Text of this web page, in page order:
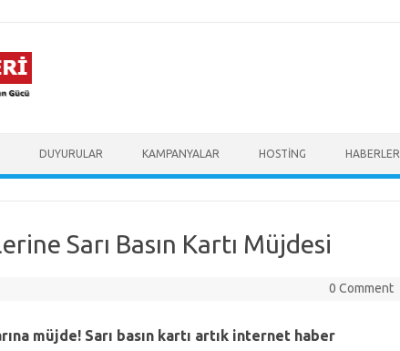
DUYURULAR KAMPANYALAR HOSTİNG HABERLER
Sarı Basın Kartı Müjdesi
0 Comment
müjde! Sarı basın kartı artık internet haber